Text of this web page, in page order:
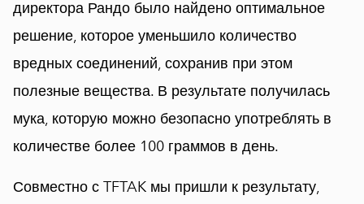
директора Рандо было найдено оптимальное
решение, которое уменьшило количество
вредных соединений, сохранив при этом
полезные вещества. В результате получилась
мука, которую можно безопасно употреблять в
количестве более 100 граммов в день.
Совместно с TFTAK мы пришли к результату,